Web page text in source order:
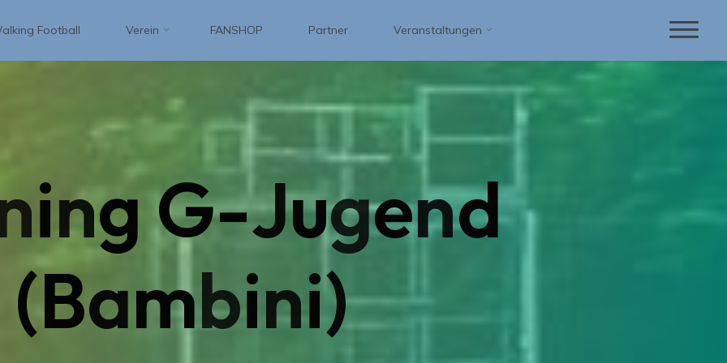
Football Verein FANSHOP Partner Veranstaltungen
ingG-Jugend
(Bambini)